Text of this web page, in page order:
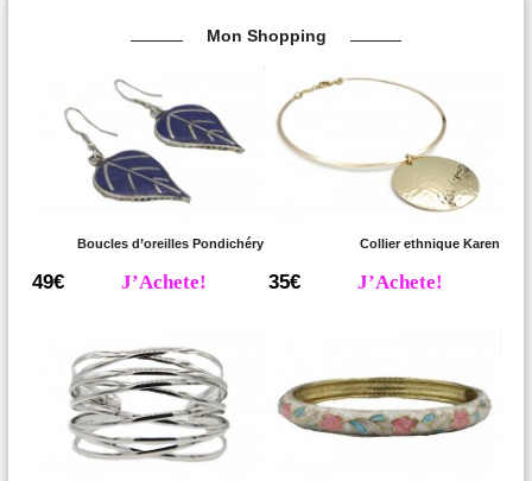
Mon Shopping
Boucles d’oreilles Pondichéry
49€ J’Achete!
Collier ethnique Karen
35€ J’Achete!